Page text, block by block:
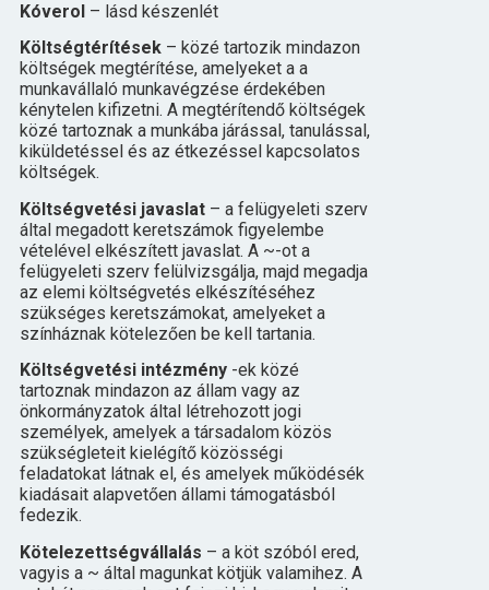
Kóverol – lásd készenlét
Költségtérítések – közé tartozik mindazon
költségek megtérítése, amelyeket a a
munkavállaló munkavégzése érdekében
kénytelen kifizetni. A megtérítendő költségek
közé tartoznak a munkába járással, tanulással,
kiküldetéssel és az étkezéssel kapcsolatos
költségek.
Költségvetési javaslat– a felügyeleti szerv
által megadott keretszámok figyelembe
vételével elkészített javaslat. A ~-ot a
felügyeleti szerv felülvizsgálja, majd megadja
az elemi költségvetés elkészítéséhez
szükséges keretszámokat, amelyeket a
színháznak kötelezően be kell tartania.
Költségvetési intézmény-ek közé
tartoznak mindazon az állam vagy az
önkormányzatok által létrehozott jogi
személyek, amelyek a társadalom közös
szükségleteit kielégítő közösségi
feladatokat látnak el, és amelyek működésék
kiadásait alapvetően állami támogatásból
fedezik.
Kötelezettségvállalás – a köt szóból ered,
vagyis a ~ által magunkat kötjük valamihez. A